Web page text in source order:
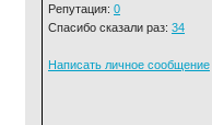
Репутация: 0
Спасибо сказали раз: 34
Написать личное сообщение